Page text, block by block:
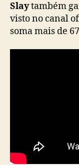
Slaytambém
visto no canal
soma mais de